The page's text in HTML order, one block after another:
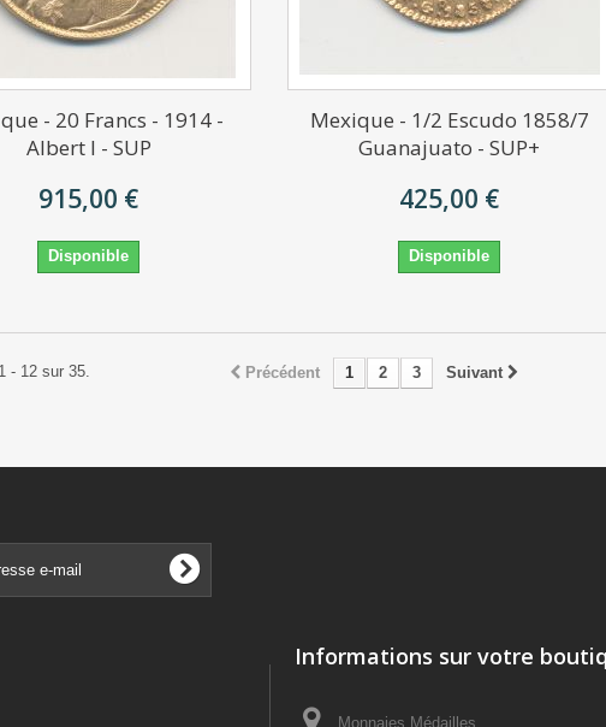
- 20 Francs - 1914 -
Albert I - SUP
915,00 €
Disponible
Mexique - 1/2 Escudo 1858/7
Guanajuato - SUP+
425,00 €
Disponible
Précédent 1 2 3 Suivant
- 12 sur 35.
Informations sur votre
Monnaies Médailles,